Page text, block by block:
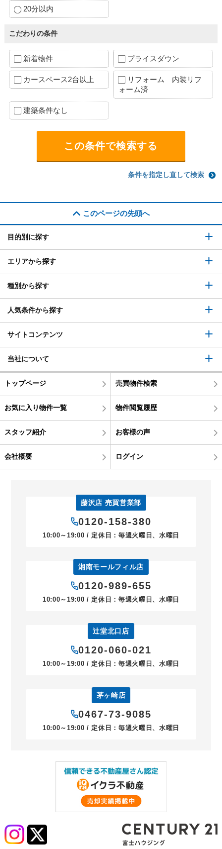
20分以内
こだわりの条件
新着物件 プライスダウン
カースペース2台以上
リフォーム 内装リフ
ォーム済
建築条件なし
条件を指定し直して検索
このページの先頭へ
目的別に探す
エリアから探す
種別から探す
人気条件から探す
サイトコンテンツ
当社について
トップページ 売買物件検索
お気に入り物件一覧 物件閲覧履歴
スタッフ紹介 お客様の声
会社概要 ログイン
藤沢店 売買営業部
0120-158-380
10:00～19:00 / 定休日：毎週火曜日、水曜日
湘南モールフィル店
0120-989-655
10:00～19:00 / 定休日：毎週火曜日、水曜日
辻堂北口店
0120-060-021
10:00～19:00 / 定休日：毎週火曜日、水曜日
茅ヶ崎店
0467-73-9085
10:00～19:00 / 定休日：毎週火曜日、水曜日